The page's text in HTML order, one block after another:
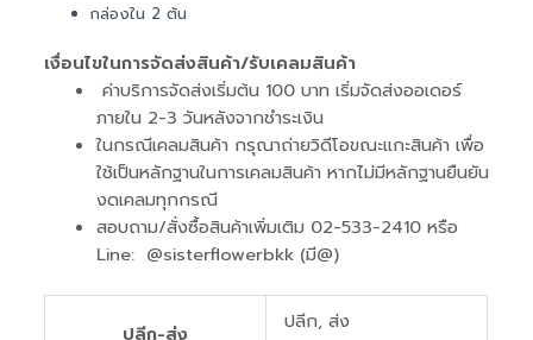
กล่องใน 2 ต้น
เงื่อนไขในการจัดส่งสินค้า/รับเคลมสินค้า
ค่าบริการจัดส่งเริ่มต้น 100 บาท เริ่มจัดส่งออเดอร์
ภายใน 2-3 วันหลังจากชำระเงิน
ในกรณีเคลมสินค้า กรุณาถ่ายวิดีโอขณะแกะสินค้า เพื่อ
ใช้เป็นหลักฐานในการเคลมสินค้า หากไม่มีหลักฐานยืนยัน
งดเคลมทุกกรณี
สอบถาม/สั่งซื้อสินค้าเพิ่มเติม 02-533-2410 หรือ
Line: @sisterflowerbkk (มี@)
ปลีก-ส่ง ปลีก, ส่ง